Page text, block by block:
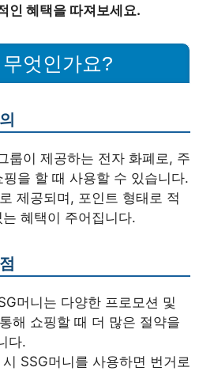
인 혜택을 따져보세요.
엇인가요?
룹이 제공하는 전자 화폐로, 주
을 할 때 사용할 수 있습니다.
제공되며, 포인트 형태로 적
혜택이 주어집니다.
머니는 다양한 프로모션 및
해 쇼핑할 때 더 많은 절약을
다.
SSG머니를 사용하면 번거로